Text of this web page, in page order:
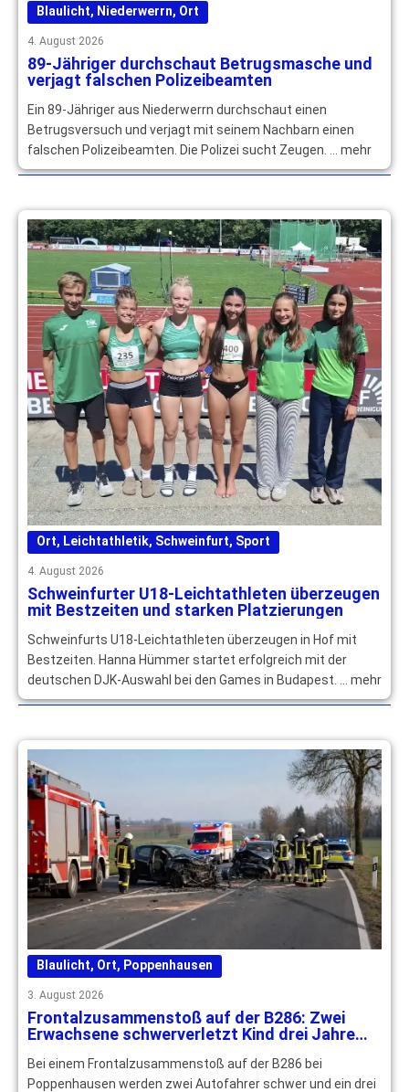
Blaulicht, Niederwerrn, Ort
4. August 2026
89-Jähriger durchschaut Betrugsmasche und
verjagt falschen Polizeibeamten
Ein 89-Jähriger aus Niederwerrn durchschaut einen
Betrugsversuch und verjagt mit seinem Nachbarn einen
falschen Polizeibeamten. Die Polizei sucht Zeugen. … mehr
Ort, Leichtathletik, Schweinfurt, Sport
4. August 2026
Schweinfurter U18-Leichtathleten überzeugen
mit Bestzeiten und starken Platzierungen
Schweinfurts U18-Leichtathleten überzeugen in Hof mit
Bestzeiten. Hanna Hümmer startet erfolgreich mit der
deutschen DJK-Auswahl bei den Games in Budapest. … mehr
Blaulicht, Ort, Poppenhausen
3. August 2026
Frontalzusammenstoß auf der B286: Zwei
Erwachsene schwerverletzt Kind drei Jahre
Bei einem Frontalzusammenstoß auf der B286 bei
Poppenhausen werden zwei Autofahrer schwer und ein drei